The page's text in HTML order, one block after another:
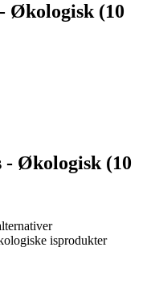
Økologisk (10
- Økologisk (10
isprodukter